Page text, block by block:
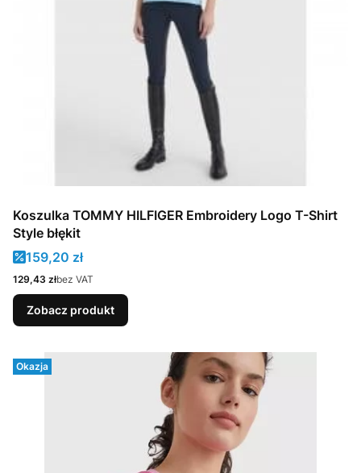
Koszulka TOMMY HILFIGER Embroidery Logo T-Shirt
Style błękit
Cena promocyjna
159,20 zł
Cena
129,43 złbez VAT
Zobacz produkt
Okazja